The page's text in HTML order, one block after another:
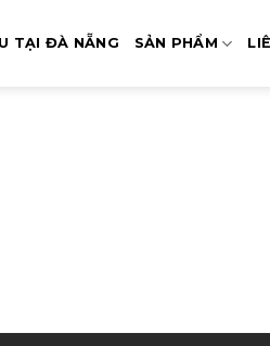
TẠI ĐÀ NẴNG SẢN PHẨM